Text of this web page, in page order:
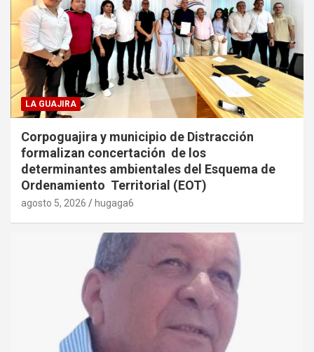
LA GUAJIRA
Corpoguajira y municipio de Distracción
formalizan concertación de los
determinantes ambientales del Esquema de
Ordenamiento Territorial (EOT)
agosto 5, 2026 hugaga6